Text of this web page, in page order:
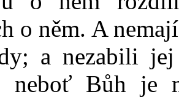
o něm. A
a nezabili
neboť Bůh je